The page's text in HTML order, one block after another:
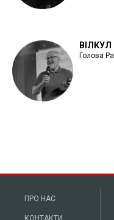
Голова
ПРО НАС
КОНТАКТИ